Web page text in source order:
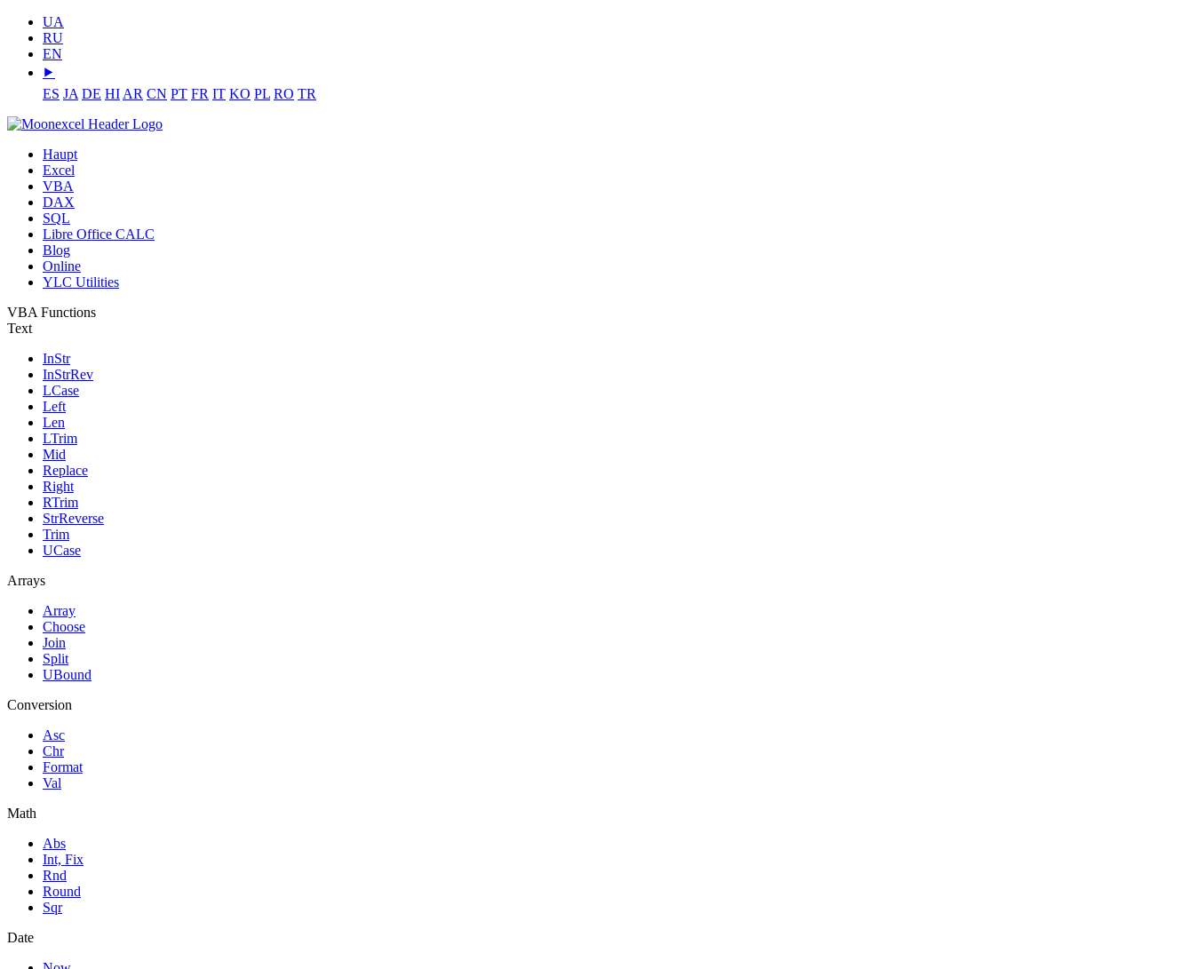
UA
RU
EN
⯈
ES JA DE HI AR CN PT FR IT KO PL RO TR
Haupt
Excel
VBA
DAX
SQL
Libre Office CALC
Blog
Online
YLC Utilities
VBA Functions
Text
InStr
InStrRev
LCase
Left
Len
LTrim
Mid
Replace
Right
RTrim
StrReverse
Trim
UCase
Arrays
Array
Choose
Join
Split
UBound
Conversion
Asc
Chr
Format
Val
Math
Abs
Int, Fix
Rnd
Round
Sqr
Date